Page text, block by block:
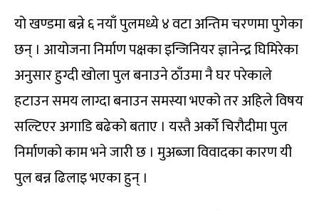
यो खण्डमा बन्ने ६ नयाँ पुलमध्ये ४ वटा अन्तिम चरणमा पुगेका
छन् । आयोजना निर्माण पक्षका इन्जिनियर ज्ञानेन्द्र घिमिरेका
अनुसार हुग्दी खोला पुल बनाउने ठाँउमा नै घर परेकाले
हटाउन समय लाग्दा बनाउन समस्या भएको तर अहिले विषय
सल्टिएर अगाडि बढेको बताए । यस्तै अर्को चिरौदीमा पुल
निर्माणको काम भने जारी छ । मुअब्जा विवादका कारण यी
पुल बन्न ढिलाइ भएका हुन् ।